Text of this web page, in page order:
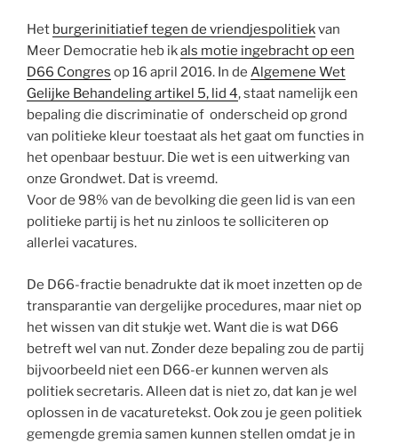
Het burgerinitiatief tegen de vriendjespolitiekvan
Meer Democratie heb ikals motie ingebracht op een
D66 Congres op 16 april 2016. In de Algemene Wet
Gelijke Behandeling artikel 5, lid 4, staat namelijk een
bepaling die discriminatie of onderscheid op grond
van politieke kleur toestaat als het gaat om functies in
het openbaar bestuur. Die wet is een uitwerking van
onze Grondwet. Dat is vreemd.
Voor de 98% van de bevolking die geen lid is van een
politieke partij is het nu zinloos te solliciteren op
allerlei vacatures.
De D66-fractie benadrukte dat ik moet inzetten op de
transparantie van dergelijke procedures, maar niet op
het wissen van dit stukje wet. Want die is wat D66
betreft wel van nut. Zonder deze bepaling zou de partij
bijvoorbeeld niet een D66-er kunnen werven als
politiek secretaris. Alleen dat is niet zo, dat kan je wel
oplossen in de vacaturetekst. Ook zou je geen politiek
gemengde gremia samen kunnen stellen omdat je in